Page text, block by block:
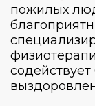
пожилых